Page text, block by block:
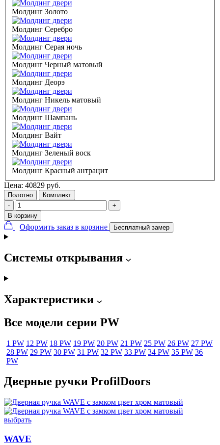
Молдинг Золото
Молдинг Серебро
Молдинг Серая ночь
Молдинг Черный матовый
Молдинг Деорэ
Молдинг Никель матовый
Молдинг Шампань
Молдинг Вайт
Молдинг Зеленый воск
Молдинг Красный антрацит
Цена: 40829 руб.
Полотно
Комплект
-
+
В корзину
Оформить заказ в корзине Бесплатный замер
Системы открывания
Характеристики
Все модели серии PW
1 PW 12 PW 18 PW 19 PW 20 PW 21 PW 25 PW 26 PW 27 PW
28 PW 29 PW 30 PW 31 PW 32 PW 33 PW 34 PW 35 PW 36
PW
Дверные ручки ProfilDoors
выбрать
WAVE